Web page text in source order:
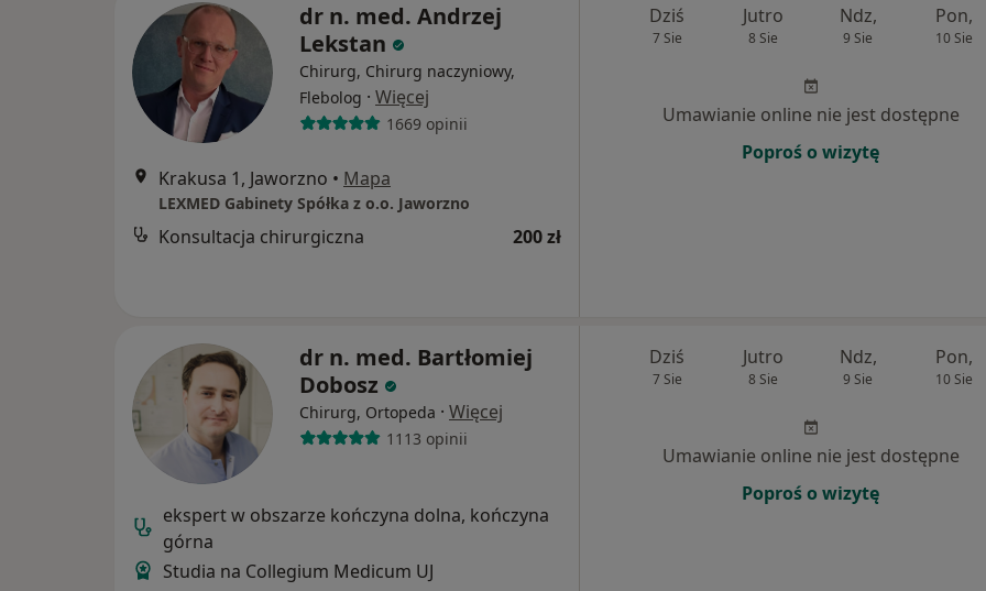
dr n. med. Andrzej
Lekstan
Chirurg, Chirurg naczyniowy,
Flebolog · Więcej
1669 opinii
Krakusa 1, Jaworzno • Mapa
LEXMED Gabinety Spółka z o.o. Jaworzno
Konsultacja chirurgiczna 200 zł
Dziś
7 Sie
Jutro
8 Sie
Ndz,
9 Sie
Pon,
10 Sie
Umawianie online nie jest dostępne
Poproś o wizytę
dr n. med. Bartłomiej
Dobosz
Chirurg, Ortopeda · Więcej
1113 opinii
ekspert w obszarze kończyna dolna, kończyna
górna
Studia na Collegium Medicum UJ
Dziś
7 Sie
Jutro
8 Sie
Ndz,
9 Sie
Pon,
10 Sie
Umawianie online nie jest dostępne
Poproś o wizytę